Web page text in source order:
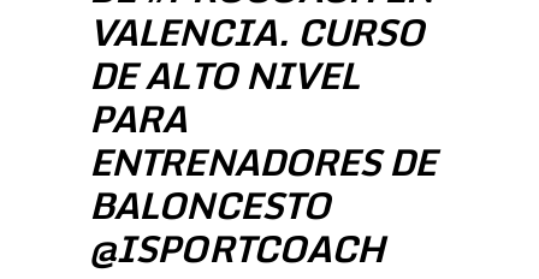
VALENCIA. CURSO
DE ALTO NIVEL
PARA
ENTRENADORES DE
BALONCESTO
@ISPORTCOACH